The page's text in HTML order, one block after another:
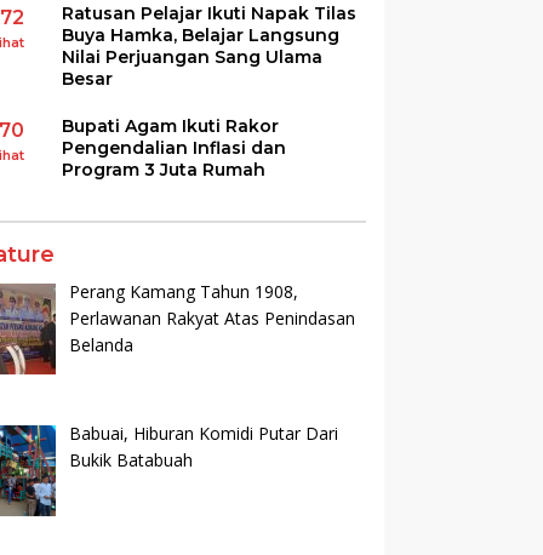
Ratusan Pelajar Ikuti Napak Tilas
Buya Hamka, Belajar Langsung
Nilai Perjuangan Sang Ulama
Besar
Bupati Agam Ikuti Rakor
Pengendalian Inflasi dan
Program 3 Juta Rumah
Perang Kamang Tahun 1908,
Perlawanan Rakyat Atas Penindasan
Belanda
Babuai, Hiburan Komidi Putar Dari
Bukik Batabuah